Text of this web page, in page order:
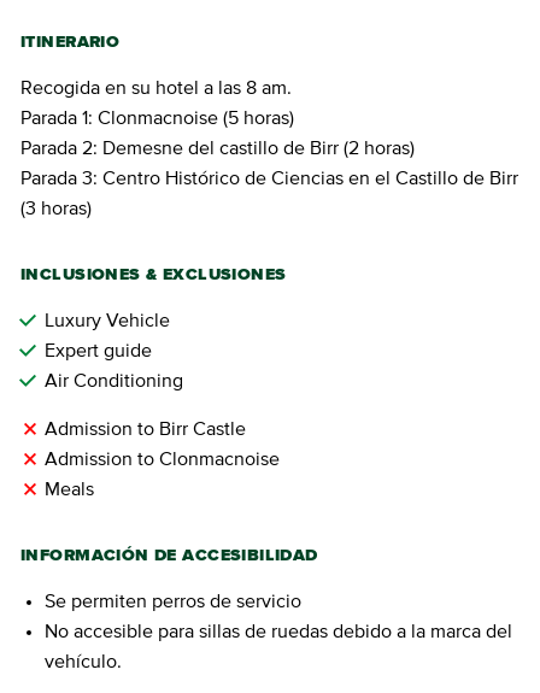
ITINERARIO
Recogida en su hotel a las 8 am.
Parada 1: Clonmacnoise (5 horas)
Parada 2: Demesne del castillo de Birr (2 horas)
Parada 3: Centro Histórico de Ciencias en el Castillo de Birr
(3 horas)
INCLUSIONES & EXCLUSIONES
Luxury Vehicle
Expert guide
Air Conditioning
Admission to Birr Castle
Admission to Clonmacnoise
Meals
INFORMACIÓN DE ACCESIBILIDAD
Se permiten perros de servicio
No accesible para sillas de ruedas debido a la marca del
vehículo.